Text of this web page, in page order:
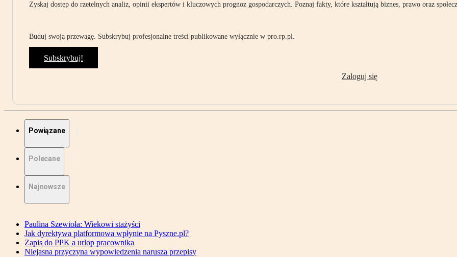
Zyskaj dostęp do rzetelnych analiz, opinii ekspertów i kluczowych prognoz gospodarczych. Poznaj fakty, które kształtują biznes, prawo oraz
Buduj swoją przewagę. Subskrybuj profesjonalne treści publikowane wyłącznie w pro.rp.pl.
Subskrybuj!
Zaloguj się
Powiązane
Polecane
Najnowsze
Paulina Szewioła: Wiekowi stażyści
Jak dyrektywa platformowa wpłynie na Pyszne.pl?
Zapis do PPK a urlop pracownika
Niejasna przyczyna wypowiedzenia narusza przepisy